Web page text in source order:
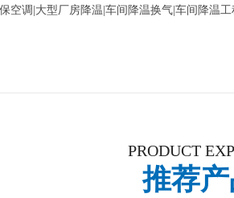
空调|大型厂房降温|车间降温换气|车间降温
PRODUCT
推荐